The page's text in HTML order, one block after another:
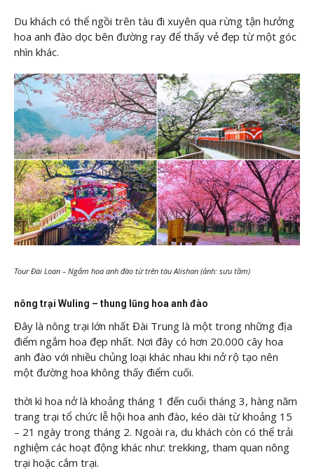
Du khách có thể ngồi trên tàu đi xuyên qua rừng tận hưởng
hoa anh đào dọc bên đường ray để thấy vẻ đẹp từ một góc
nhìn khác.
Tour Đài Loan – Ngắm hoa anh đào từ trên tàu Alishan (ảnh: sưu tầm)
nông trại Wuling – thung lũng hoa anh đào
Đây là nông trại lớn nhất Đài Trung là một trong những địa
điểm ngắm hoa đẹp nhất. Nơi đây có hơn 20.000 cây hoa
anh đào với nhiều chủng loại khác nhau khi nở rộ tạo nên
một đường hoa không thấy điểm cuối.
thời kì hoa nở là khoảng tháng 1 đến cuối tháng 3, hàng năm
trang trại tổ chức lễ hội hoa anh đào, kéo dài từ khoảng 15
– 21 ngày trong tháng 2. Ngoài ra, du khách còn có thể trải
nghiệm các hoạt động khác như: trekking, tham quan nông
trại hoặc cắm trại.